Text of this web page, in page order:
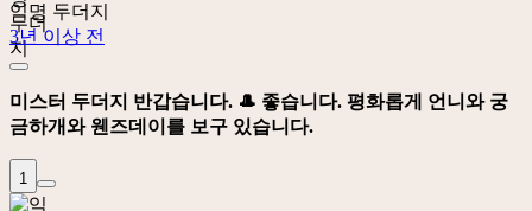
익명 두더지
3년 이상 전
미스터 두더지 반갑습니다. 🎩 좋습니다. 평화롭게 언니와 궁
금하개와 웬즈데이를 보구 있습니다.
1